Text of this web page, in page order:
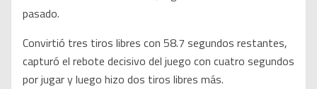
pasado.
Convirtió tres tiros libres con 58.7 segundos restantes,
capturó el rebote decisivo del juego con cuatro segundos
por jugar y luego hizo dos tiros libres más.